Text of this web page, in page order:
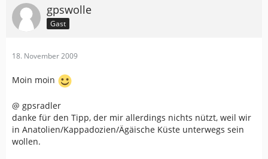
gpswolle
Gast
18. November 2009
Moin moin
@ gpsradler
danke für den Tipp, der mir allerdings nichts nützt, weil wir
in Anatolien/Kappadozien/Ägäische Küste unterwegs sein
wollen.